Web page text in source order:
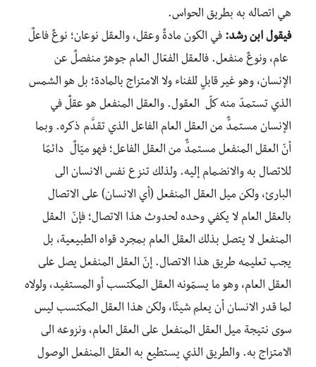
هي اتصاله به بطريق الحواس.
فيقول ابن رشد: في الكون مادةٌ وعقل، والعقل نوعان؛ نوعٌ فاعلٌ
عام، ونوعٌ منفعل. فالعقل الفعّال العام جوهرٌ منفصلٌ عن
الإنسان، وهو غير قابلٍ للفناء ولا الامتزاج بالمادة؛ بل هو الشمس
الذي تستمدّ منه كلّ العقول. والعقل المنفعل هو عقلٌ في
الإنسان مستمدٌّ من العقل العام الفاعل الذي تقدَّم ذكره. وبما
أنّ العقل المنفعل مستمدٌّ من العقل الفاعل؛ فهو ميّالٌ دائمًا
للاتصال به والانضمام إليه. ولذلك تنزع نفس الانسان الى
البارئ، ولكن ميل العقل المنفعل (أي الانسان) على الاتصال
بالعقل العام لا يكفي وحده لحدوث هذا الاتصال؛ فإنّ العقل
المنفعل لا يتصل بذلك العقل العام بمجرد قواه الطبيعية، بل
يجب تعليمه طريق هذا الاتصال. إنّ العقل المنفعل يصل على
العقل العام، وهو ما يسمّونه العقل المكتسب أو المستفيد، ولولاه
لما قدر الانسان أن يعلم شيئًا، ولكن هذا العقل المكتسب ليس
سوى نتيجة ميل العقل المنفعل على العقل العام، ونزوعه الى
الامتزاج به. والطريق الذي يستطيع به العقل المنفعل الوصول